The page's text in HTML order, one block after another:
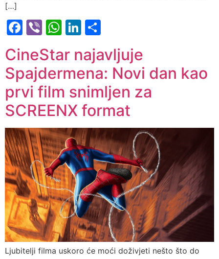
[…]
Facebook
ViberWhatsApp
LinkedIn
CineStar najavljuje
Spajdermena: Novi dan kao
prvi film snimljen za
SCREENX format
Ljubitelji filma uskoro će moći doživjeti nešto što do